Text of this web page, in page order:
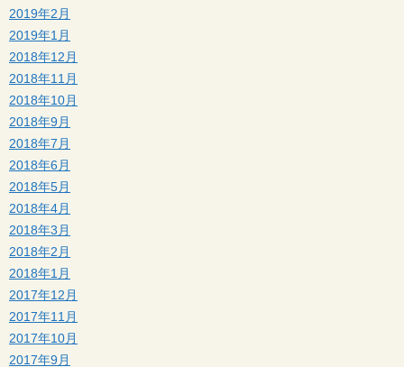
2019年2月
2019年1月
2018年12月
2018年11月
2018年10月
2018年9月
2018年7月
2018年6月
2018年5月
2018年4月
2018年3月
2018年2月
2018年1月
2017年12月
2017年11月
2017年10月
2017年9月